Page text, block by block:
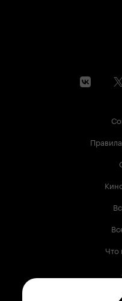
Что